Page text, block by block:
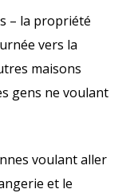
– la propriété
vers la
maisons
gens ne voulant
voulant aller
et le